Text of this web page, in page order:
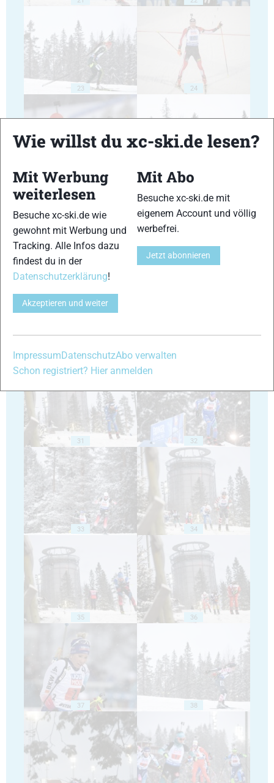
23 24
25 26
27 28
29
31 32
33 34
35 36
37 38
Wie willst du xc-ski.de lesen?
Mit Werbung
weiterlesen
Besuche xc-ski.de wie
gewohnt mit Werbung und
Tracking. Alle Infos dazu
findest du in der
Datenschutzerklärung!
Akzeptieren und weiter
Mit Abo
Besuche xc-ski.de mit
eigenem Account und völlig
werbefrei.
Jetzt abonnieren
ImpressumDatenschutzAbo verwalten
Schon registriert? Hier anmelden